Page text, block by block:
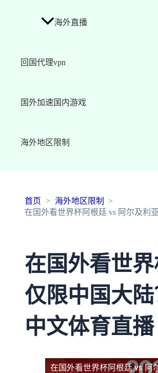
海外直播
回国代理vpn
国外加速国内游戏
海外地区限制
首页
海外地区限制
在国外看世界杯阿根廷 vs 阿尔及利
在国外看世
仅限中国大
中文体育直播
在国外看世界杯阿根廷 vs 阿